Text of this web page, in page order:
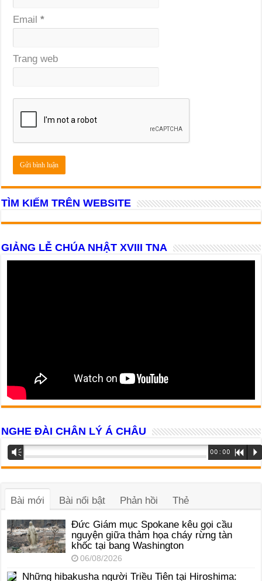
Email*
Trang web
TÌM KIẾM TRÊN WEBSITE
GIẢNG LỄ CHÚA NHẬT XVIII TNA
NGHE ĐÀI CHÂN LÝ Á CHÂU
Trình
phát
Vm 00:00 R P
Bài mới Bài nổi bật Phản hồi Thẻ
Đức Giám mục Spokane kêu gọi cầu
nguyện giữa thảm họa cháy rừng tàn
khốc tại bang Washington
06/08/2026
Những hibakusha người Triều Tiên tại Hiroshima: